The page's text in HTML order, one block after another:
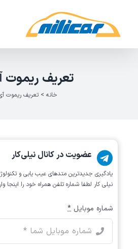
content
تعریف ریموت
خانه > تعریف ریموت
عضویت در کانال نیلی‌کار
یادگیری جدیدترین متد‌های عیب یابی‌ و
نیلی کار لطفا شماره تلفن همراه خود را اینجا
شماره موبایل *